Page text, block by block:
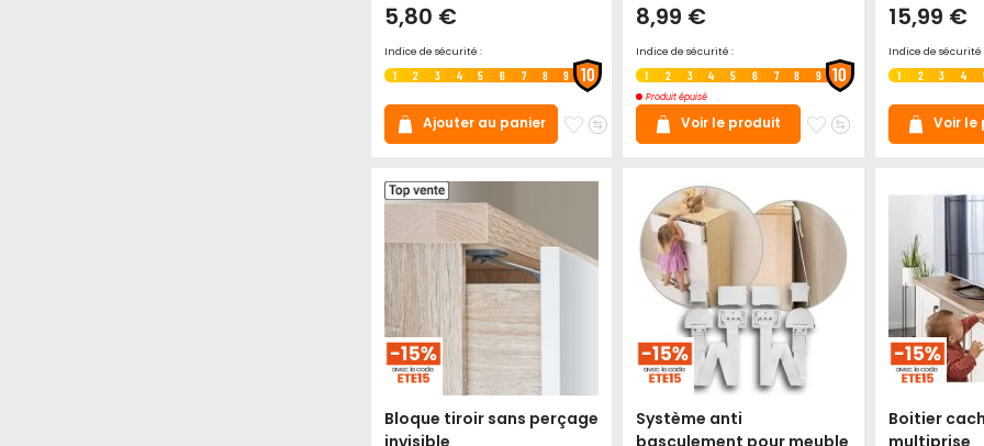
5,80 €
Indice de sécurité :
1 2 3 4 5 6 7 8 9 10
Ajouter au panier
AjouterAjouter
8,99 €
Indice de sécurité :
1 2 3 4 5 6 7 8 9 10
Produit épuisé
Voir le produit
AjouterAjouter
15,99 €
Indice de sécurité
1 2 3 4
Voir le
Bloque tiroir sans perçage
Système anti
Boitier